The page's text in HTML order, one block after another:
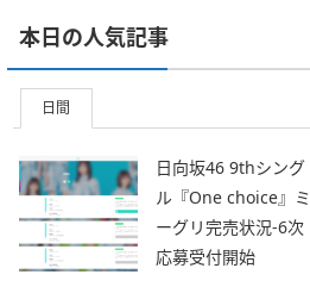
本日の人気記事
日間
日向坂46 9thシング
ル『One choice』ミ
ーグリ完売状況-6次
応募受付開始